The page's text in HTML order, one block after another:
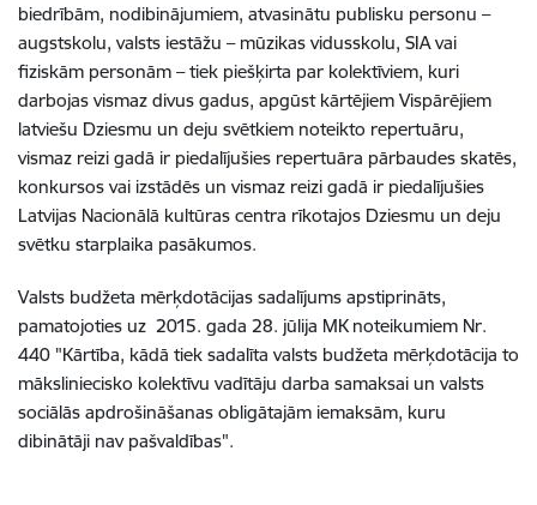
biedrībām, nodibinājumiem, atvasinātu publisku personu –
augstskolu, valsts iestāžu – mūzikas vidusskolu, SIA vai
fiziskām personām – tiek piešķirta par kolektīviem, kuri
darbojas vismaz divus gadus, apgūst kārtējiem Vispārējiem
latviešu Dziesmu un deju svētkiem noteikto repertuāru,
vismaz reizi gadā ir piedalījušies repertuāra pārbaudes skatēs,
konkursos vai izstādēs un vismaz reizi gadā ir piedalījušies
Latvijas Nacionālā kultūras centra rīkotajos Dziesmu un deju
svētku starplaika pasākumos.
Valsts budžeta mērķdotācijas sadalījums apstiprināts,
pamatojoties uz 2015. gada 28. jūlija MK noteikumiem Nr.
440 "Kārtība, kādā tiek sadalīta valsts budžeta mērķdotācija to
māksliniecisko kolektīvu vadītāju darba samaksai un valsts
sociālās apdrošināšanas obligātajām iemaksām, kuru
dibinātāji nav pašvaldības".